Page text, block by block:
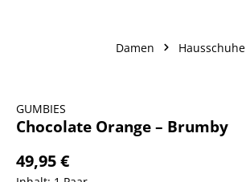
Damen Hausschuhe
GUMBIES
Chocolate Orange – Brumby
49,95 €